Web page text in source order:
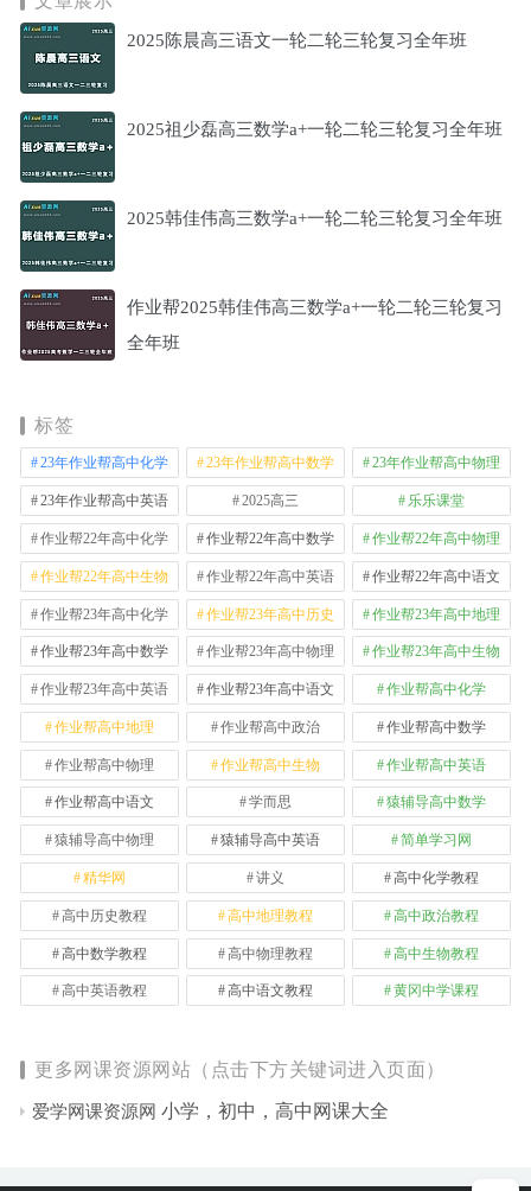
2025陈晨高三语文一轮二轮三轮复习全年班
2025祖少磊高三数学a+一轮二轮三轮复习全年班
2025韩佳伟高三数学a+一轮二轮三轮复习全年班
作业帮2025韩佳伟高三数学a+一轮二轮三轮复习
全年班
标签
23年作业帮高中化学 23年作业帮高中数学 23年作业帮高中物理
23年作业帮高中英语 2025高三 乐乐课堂
作业帮22年高中化学 作业帮22年高中数学 作业帮22年高中物理
作业帮22年高中生物 作业帮22年高中英语 作业帮22年高中语文
作业帮23年高中化学 作业帮23年高中历史 作业帮23年高中地理
作业帮23年高中数学 作业帮23年高中物理 作业帮23年高中生物
作业帮23年高中英语 作业帮23年高中语文 作业帮高中化学
作业帮高中地理 作业帮高中政治 作业帮高中数学
作业帮高中物理 作业帮高中生物 作业帮高中英语
作业帮高中语文 学而思 猿辅导高中数学
猿辅导高中物理 猿辅导高中英语 简单学习网
精华网 讲义 高中化学教程
高中历史教程 高中地理教程 高中政治教程
高中数学教程 高中物理教程 高中生物教程
高中英语教程 高中语文教程 黄冈中学课程
更多网课资源网站（点击下方关键词进入页面）
爱学网课资源网 小学，初中，高中网课大全